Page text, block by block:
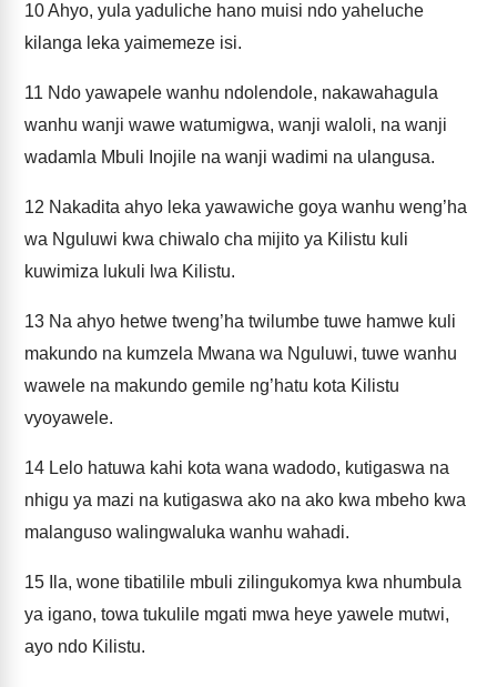
10Ahyo, yula yaduliche hano muisi ndo yaheluche
kilanga leka yaimemeze isi.
11 Ndo yawapele wanhu ndolendole, nakawahagula
wanhu wanji wawe watumigwa, wanji waloli, na wanji
wadamla Mbuli Inojile na wanji wadimi na ulangusa.
12 Nakadita ahyo leka yawawiche goya wanhu weng’ha
wa Nguluwi kwa chiwalo cha mijito ya Kilistu kuli
kuwimiza lukuli lwa Kilistu.
13 Na ahyo hetwe tweng’ha twilumbe tuwe hamwe kuli
makundo na kumzela Mwana wa Nguluwi, tuwe wanhu
wawele na makundo gemile ng’hatu kota Kilistu
vyoyawele.
14 Lelo hatuwa kahi kota wana wadodo, kutigaswa na
nhigu ya mazi na kutigaswa ako na ako kwa mbeho kwa
malanguso walingwaluka wanhu wahadi.
15 Ila, wone tibatilile mbuli zilingukomya kwa nhumbula
ya igano, towa tukulile mgati mwa heye yawele mutwi,
ayo ndo Kilistu.